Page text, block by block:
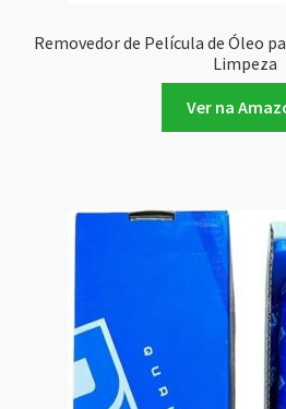
Removedor de Película de Óleo
Limpeza
Ver na